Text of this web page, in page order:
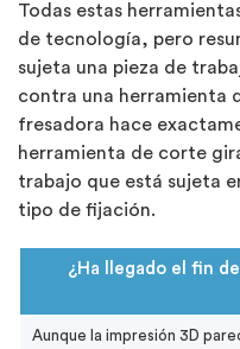
Todas estas
de tecnología, pero
sujeta una pieza de
contra una herramienta
fresadora hace
herramienta de corte
trabajo que está sujeta
tipo de fijación.
¿Ha llegado el fin
Aunque la impresión 3D